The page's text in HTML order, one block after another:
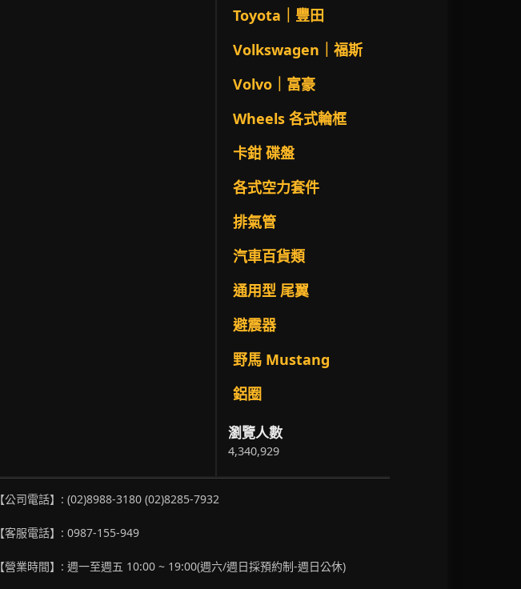
Toyota｜豐田
Volkswagen｜福斯
Volvo｜富豪
Wheels 各式輪框
卡鉗 碟盤
各式空力套件
排氣管
汽車百貨類
通用型 尾翼
避震器
野馬 Mustang
鋁圈
瀏覽人數
4,340,929
【公司電話】: (02)8988-3180 (02)8285-7932
【客服電話】: 0987-155-949
【營業時間】: 週一至週五 10:00 ~ 19:00(週六/週日採預約制-週日公休)